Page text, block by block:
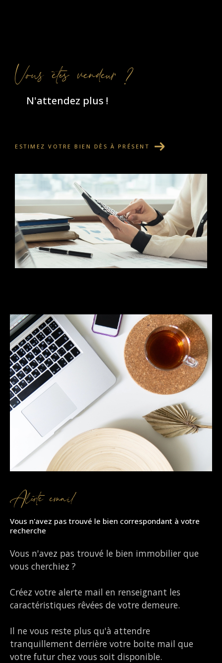
Vous êtes vendeur ?
N'attendez plus !
ESTIMEZ VOTRE BIEN DÈS À PRÉSENT
Alerte email
Vous n'avez pas trouvé le bien correspondant à votre
recherche
Vous n'avez pas trouvé le bien immobilier que
vous cherchiez ?
Créez votre alerte mail en renseignant les
caractéristiques rêvées de votre demeure.
Il ne vous reste plus qu'à attendre
tranquillement derrière votre boite mail que
votre futur chez vous soit disponible.